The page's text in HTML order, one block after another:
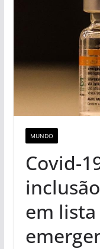
MUNDO
Covid-
em